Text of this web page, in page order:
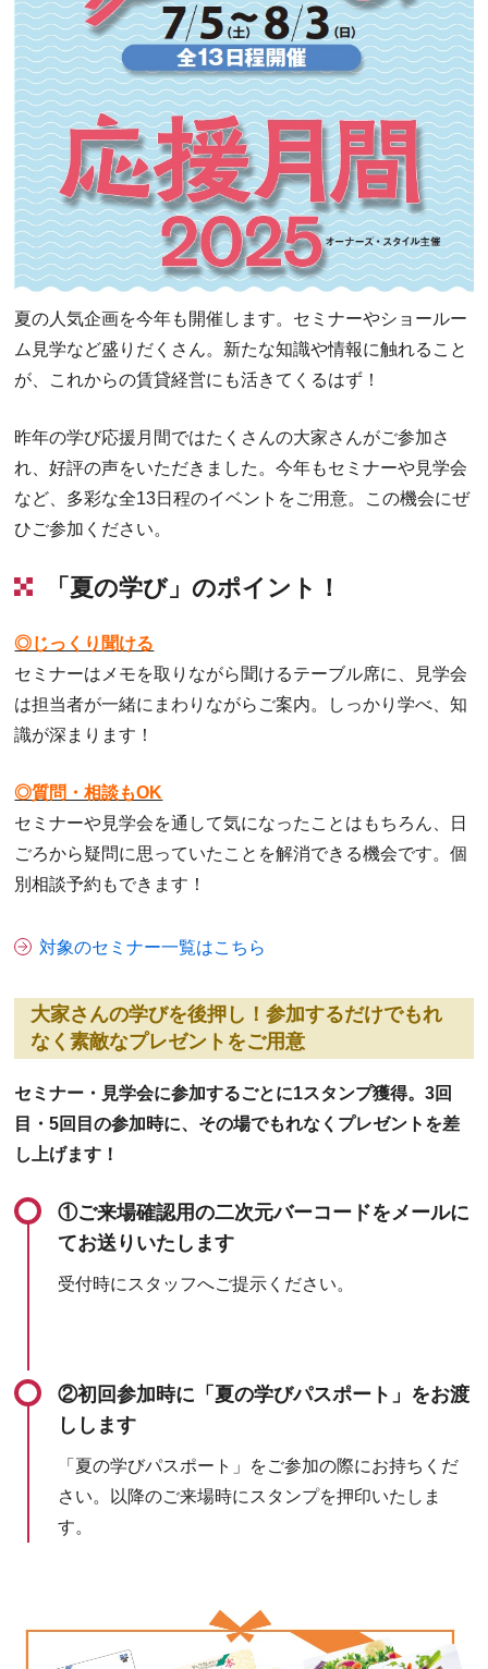
夏の人気企画を今年も開催します。セミナーやショールー
ム見学など盛りだくさん。新たな知識や情報に触れること
が、これからの賃貸経営にも活きてくるはず！
昨年の学び応援月間ではたくさんの大家さんがご参加さ
れ、好評の声をいただきました。今年もセミナーや見学会
など、多彩な全13日程のイベントをご用意。この機会にぜ
ひご参加ください。
「夏の学び」のポイント！
◎じっくり聞ける
セミナーはメモを取りながら聞けるテーブル席に、見学会
は担当者が一緒にまわりながらご案内。しっかり学べ、知
識が深まります！
◎質問・相談もOK
セミナーや見学会を通して気になったことはもちろん、日
ごろから疑問に思っていたことを解消できる機会です。個
別相談予約もできます！
対象のセミナー一覧はこちら
大家さんの学びを後押し！参加するだけでもれ
なく素敵なプレゼントをご用意
セミナー・見学会に参加するごとに1スタンプ獲得。3回
目・5回目の参加時に、その場でもれなくプレゼントを差
し上げます！
①ご来場確認用の二次元バーコードをメールに
てお送りいたします
受付時にスタッフへご提示ください。
②初回参加時に「夏の学びパスポート」をお渡
しします
「夏の学びパスポート」をご参加の際にお持ちくだ
さい。以降のご来場時にスタンプを押印いたしま
す。